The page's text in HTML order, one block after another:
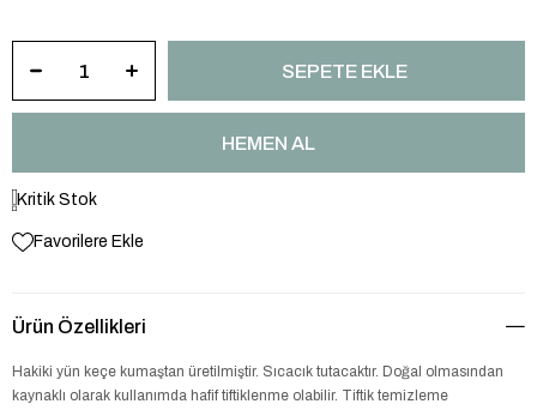
Kritik Stok
Favorilere Ekle
Ürün Özellikleri
Hakiki yün keçe kumaştan üretilmiştir. Sıcacık tutacaktır. Doğal olmasından
kaynaklı olarak kullanımda hafif tiftiklenme olabilir. Tiftik temizleme